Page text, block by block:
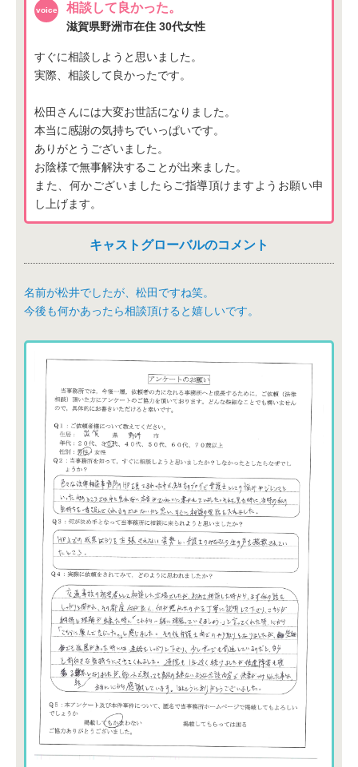
相談して良かった。
滋賀県野洲市在住 30代女性
すぐに相談しようと思いました。
実際、相談して良かったです。
松田さんには大変お世話になりました。
本当に感謝の気持ちでいっぱいです。
ありがとうございました。
お陰様で無事解決することが出来ました。
また、何かございましたらご指導頂けますようお願い申
し上げます。
キャストグローバルのコメント
名前が松井でしたが、松田ですね笑。
今後も何かあったら相談頂けると嬉しいです。